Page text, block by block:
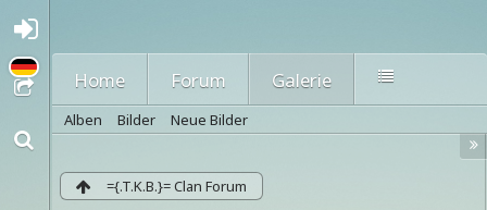
nmel
den
oder
strie
ren
Home Forum Galerie
Alben Bilder Neue Bilder
={.T.K.B.}= Clan Forum